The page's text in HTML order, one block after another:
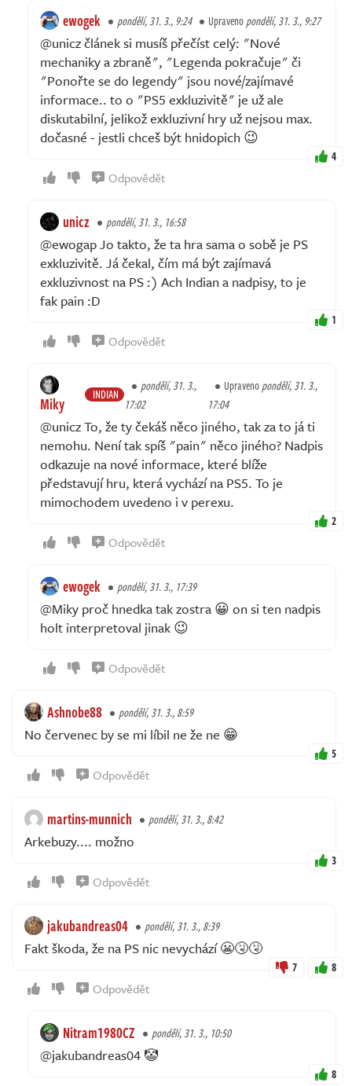
ewogek pondělí, 31. 3., 9:24 Upravenopondělí, 31. 3., 9:27
@unicz článek si musíš přečíst celý: "Nové
mechaniky a zbraně", "Legenda pokračuje" či
"Ponořte se do legendy" jsou nové/zajímavé
informace.. to o "PS5 exkluzivitě" je už ale
diskutabilní, jelikož exkluzivní hry už nejsou max.
dočasné - jestli chceš být hnidopich 😉
4
Odpovědět
unicz pondělí, 31. 3., 16:58
@ewogap Jo takto, že ta hra sama o sobě je PS
exkluzivitě. Já čekal, čím má být zajímavá
exkluzivnost na PS :) Ach Indian a nadpisy, to je
fak pain :D
1
Odpovědět
Miky INDIAN
pondělí, 31. 3.,
17:02
Upravenopondělí, 31. 3.,
17:04
@unicz To, že ty čekáš něco jiného, tak za to já ti
nemohu. Není tak spíš "pain" něco jiného? Nadpis
odkazuje na nové informace, které blíže
představují hru, která vychází na PS5. To je
mimochodem uvedeno i v perexu.
2
Odpovědět
ewogek pondělí, 31. 3., 17:39
@Miky proč hnedka tak zostra 😀 on si ten nadpis
holt interpretoval jinak 😉
Odpovědět
Ashnobe88 pondělí, 31. 3., 8:59
No červenec by se mi líbil ne že ne 😁
5
Odpovědět
martins-munnich pondělí, 31. 3., 8:42
Arkebuzy.... možno
3
Odpovědět
jakubandreas04 pondělí, 31. 3., 8:39
Fakt škoda, že na PS nic nevychází 😬🤧🤧
7 8
Odpovědět
Nitram1980CZ pondělí, 31. 3., 10:50
@jakubandreas04 🤡
8